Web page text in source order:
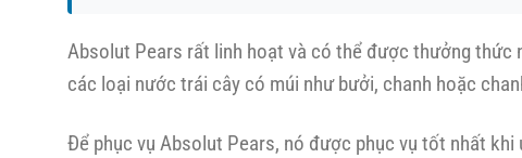
Absolut Pears rất linh hoạt và có thể được thưởng
các loại nước trái cây có múi như bưởi, chanh hoặc
Để phục vụ Absolut Pears, nó được phục vụ tốt nhất